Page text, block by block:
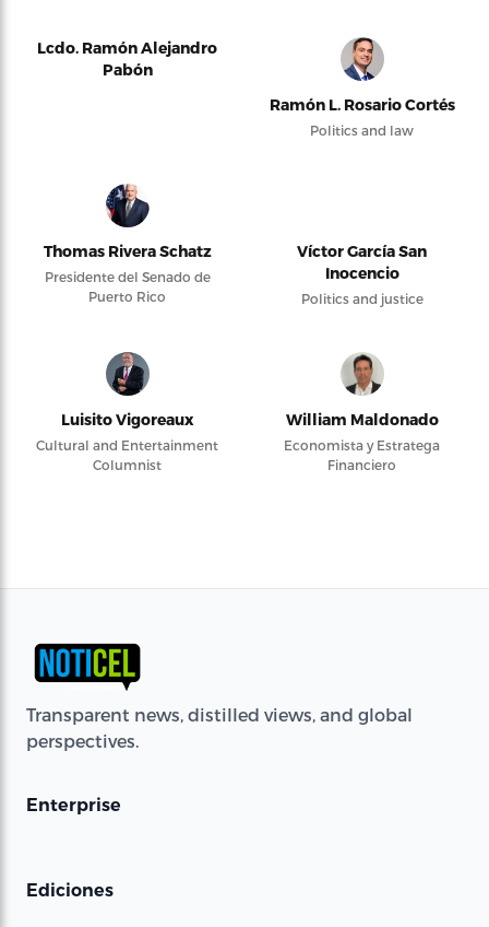
Lcdo. Ramón Alejandro
Pabón
Ramón L. Rosario Cortés
Politics and law
Thomas Rivera Schatz
Presidente del Senado de
Puerto Rico
Víctor García San
Inocencio
Politics and justice
Luisito Vigoreaux
Cultural and Entertainment
Columnist
William Maldonado
Economista y Estratega
Financiero
Transparent news, distilled views, and global
perspectives.
Enterprise
Ediciones